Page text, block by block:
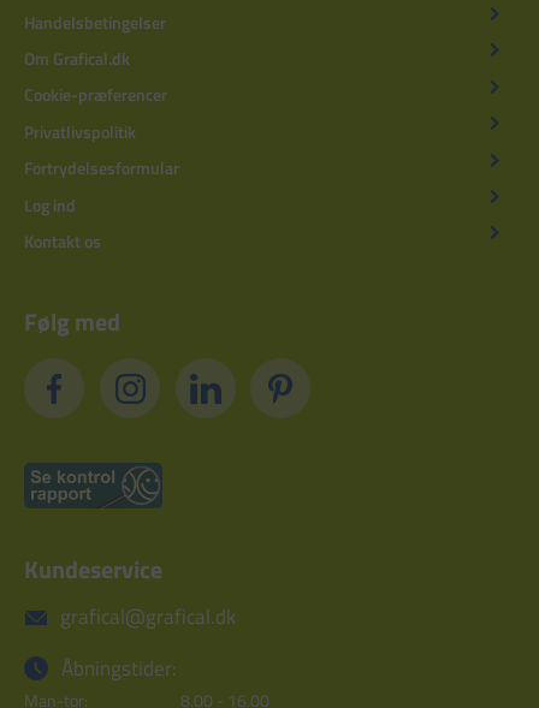
Handelsbetingelser
Om Grafical.dk
Cookie-præferencer
Privatlivspolitik
Fortrydelsesformular
Log ind
Kontakt os
Følg med
Kundeservice
grafical@grafical.dk
Åbningstider:
Man-tor: 8.00 - 16.00